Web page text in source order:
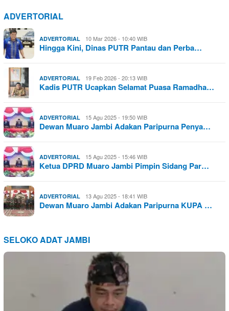
ADVERTORIAL
ADVERTORIAL 10 Mar 2026 - 10:40 WIB
Hingga Kini, Dinas PUTR Pantau dan Perba…
ADVERTORIAL 19 Feb 2026 - 20:13 WIB
Kadis PUTR Ucapkan Selamat Puasa Ramadha…
ADVERTORIAL 15 Agu 2025 - 19:50 WIB
Dewan Muaro Jambi Adakan Paripurna Penya…
ADVERTORIAL 15 Agu 2025 - 15:46 WIB
Ketua DPRD Muaro Jambi Pimpin Sidang Par…
ADVERTORIAL 13 Agu 2025 - 18:41 WIB
Dewan Muaro Jambi Adakan Paripurna KUPA …
SELOKO ADAT JAMBI